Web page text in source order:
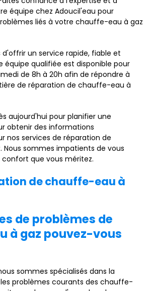
équipe chez Adoucil'eau pour
liés à votre chauffe-eau à gaz
d'offrir un service rapide, fiable et
équipe qualifiée est disponible pour
de 8h à 20h afin de répondre à
de réparation de chauffe-eau à
aujourd'hui pour planifier une
obtenir des informations
nos services de réparation de
sommes impatients de vous
que vous méritez.
de chauffe-eau à
de problèmes de
à gaz pouvez-vous
sommes spécialisés dans la
problèmes courants des chauffe-